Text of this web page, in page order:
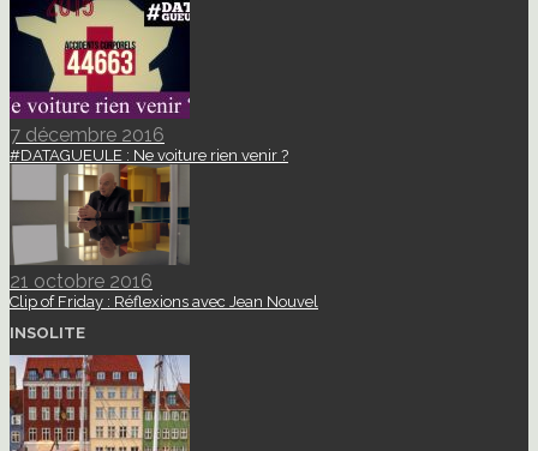
7 décembre 2016
#DATAGUEULE : Ne voiture rien venir ?
21 octobre 2016
Clip of Friday : Réflexions avec Jean Nouvel
INSOLITE